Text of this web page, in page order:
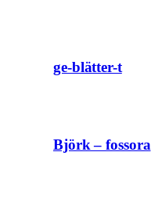
ge-blätter-t
Björk – fossora